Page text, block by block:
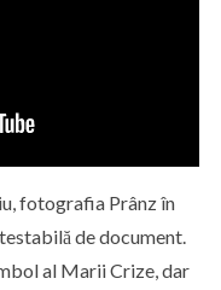
fotografia Prânz în
de document.
al Marii Crize, dar